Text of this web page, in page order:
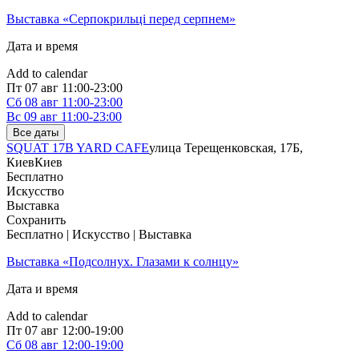
Выставка «Серпокрильці перед серпнем»
Дата и время
Add to calendar
Пт 07 авг 11:00-23:00
Сб 08 авг 11:00-23:00
Вс 09 авг 11:00-23:00
Все даты
SQUAT 17B YARD CAFEулица Терещенковская, 17Б,
КиевКиев
Бесплатно
Искусство
Выставка
Сохранить
Бесплатно | Искусство | Выставка
Выставка «Подсолнух. Глазами к солнцу»
Дата и время
Add to calendar
Пт 07 авг 12:00-19:00
Сб 08 авг 12:00-19:00